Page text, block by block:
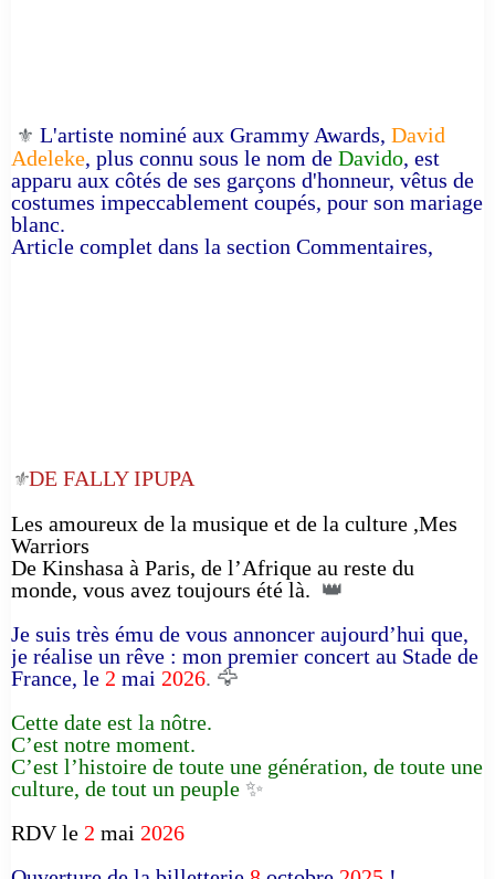
⚜️ L'artiste nominé aux Grammy Awards, David
Adeleke, plus connu sous le nom de Davido, est
apparu aux côtés de ses garçons d'honneur, vêtus de
costumes impeccablement coupés, pour son mariage
blanc.
Article complet dans la section Commentaires,
⚜️DE FALLY IPUPA
Les amoureux de la musique et de la culture ,Mes
Warriors
De Kinshasa à Paris, de l’Afrique au reste du
monde, vous avez toujours été là. 👑
Je suis très ému de vous annoncer aujourd’hui que,
je réalise un rêve : mon premier concert au Stade de
France, le 2 mai 2026. 🦅
Cette date est la nôtre.
C’est notre moment.
C’est l’histoire de toute une génération, de toute une
culture, de tout un peuple ✨
RDV le 2 mai 2026